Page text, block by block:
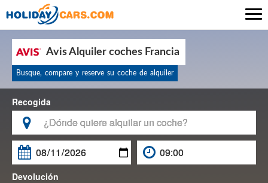
Avis Alquiler coches Francia
Busque, compare y reserve su coche de alquiler
Recogida


Devolución